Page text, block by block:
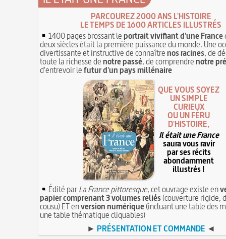
PARCOUREZ 2000 ANS L'HISTOIRE
LE TEMPS DE 1600 ARTICLES ILLUSTRÉS
1400 pages brossant leportrait vivifiant d'une France
deux siècles était la première puissance du monde. Une
divertissante et instructive de connaîtrenos racines, de
toute la richesse denotre passé, de comprendrenotre
d'entrevoir lefutur d'un pays millénaire
QUE VOUS SOYEZ
UN SIMPLE
CURIEUX
OU UN FÉRU
D'HISTOIRE,
Il était une France
saura vous ravir
par ses récits
abondamment
illustrés !
Édité parLa France pittoresque, cet ouvrage existe en
papier comprenant 3 volumes reliés(couverture rigide,
cousu) ET enversion numérique(incluant une table des
une table thématique cliquables)
► PRÉSENTATION ET COMMANDE ◄